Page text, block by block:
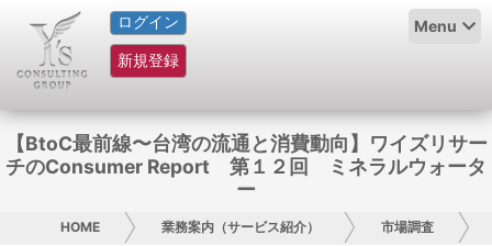
ログイン
新規登録
Menu
HOME
サービス紹介
採用情報
【BtoC最前線〜台湾の流通と消費動向】ワイズリサー
チのConsumer Report 第１２回 ミネラルウォータ
ー
HOME 業務案内（サービス紹介） 市場調査